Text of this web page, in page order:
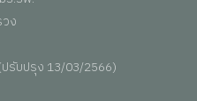
ง
รับปรุง 13/03/2566)